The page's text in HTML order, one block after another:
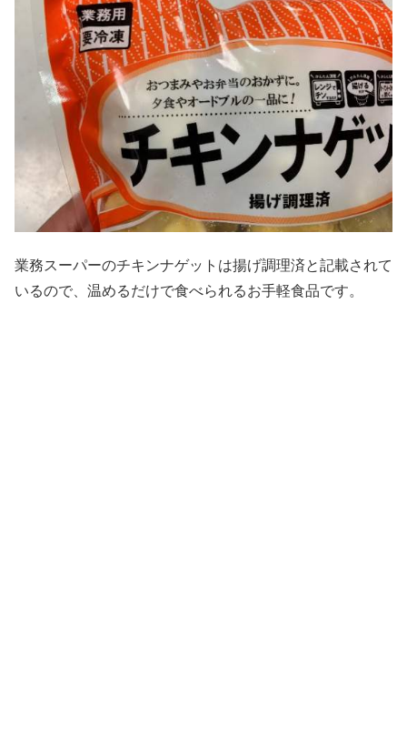
業務スーパーのチキンナゲットは揚げ調理済と記載されて
いるので、温めるだけで食べられるお手軽食品です。